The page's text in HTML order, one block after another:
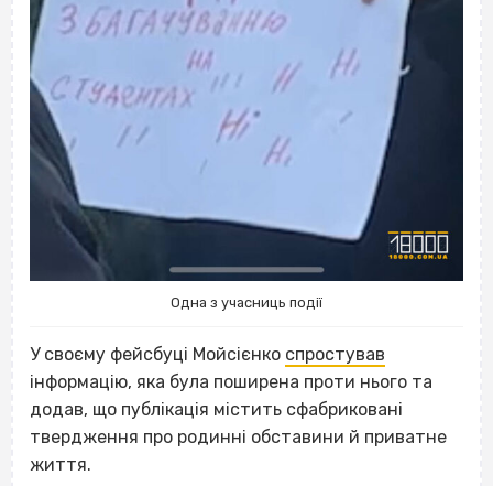
Одна з учасниць події
У своєму фейсбуці Мойсієнко спростував
інформацію, яка була поширена проти нього та
додав, що публікація містить сфабриковані
твердження про родинні обставини й приватне
життя.